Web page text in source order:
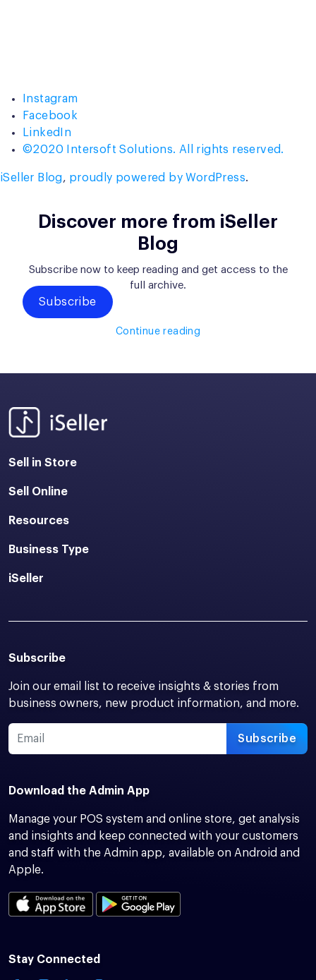
Instagram
Facebook
LinkedIn
©2020 Intersoft Solutions. All rights reserved.
iSeller Blog, proudly powered by WordPress.
Discover more from iSeller
Blog
Subscribe now to keep reading and get access to the
full archive.
Subscribe
Continue reading
Sell in Store
Sell Online
Resources
Business Type
iSeller
Subscribe
Join our email list to receive insights & stories from
business owners, new product information, and more.
Subscribe
Download the Admin App
Manage your POS system and online store, get analysis
and insights and keep connected with your customers
and staff with the Admin app, available on Android and
Apple.
Stay Connected